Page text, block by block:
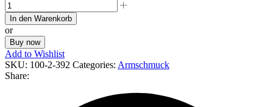
In den Warenkorb
or
Buy now
Add to Wishlist
SKU: 100-2-392 Categories: Armschmuck
Share: